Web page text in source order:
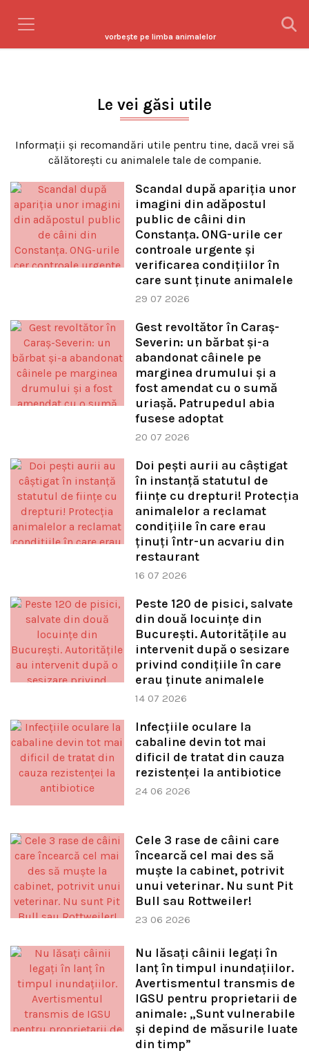
vorbeşte pe limba animalelor
Le vei găsi utile
Informaţii şi recomandări utile pentru tine, dacă vrei să
călătorești cu animalele tale de companie.
Scandal după apariția unor
imagini din adăpostul
public de câini din
Constanța. ONG-urile cer
controale urgente și
verificarea condițiilor în
care sunt ținute animalele
29 07 2026
Gest revoltător în Caraș-
Severin: un bărbat și-a
abandonat câinele pe
marginea drumului și a
fost amendat cu o sumă
uriașă. Patrupedul abia
fusese adoptat
20 07 2026
Doi pești aurii au câștigat
în instanță statutul de
ființe cu drepturi! Protecția
animalelor a reclamat
condițiile în care erau
ținuți într-un acvariu din
restaurant
16 07 2026
Peste 120 de pisici, salvate
din două locuințe din
București. Autoritățile au
intervenit după o sesizare
privind condițiile în care
erau ținute animalele
14 07 2026
Infecțiile oculare la
cabaline devin tot mai
dificil de tratat din cauza
rezistenței la antibiotice
24 06 2026
Cele 3 rase de câini care
încearcă cel mai des să
muște la cabinet, potrivit
unui veterinar. Nu sunt Pit
Bull sau Rottweiler!
23 06 2026
Nu lăsați câinii legați în
lanț în timpul inundațiilor.
Avertismentul transmis de
IGSU pentru proprietarii de
animale: „Sunt vulnerabile
și depind de măsurile luate
din timp”